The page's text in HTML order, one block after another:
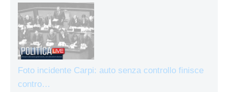
Foto incidente Carpi: auto senza controllo finisce
contro…